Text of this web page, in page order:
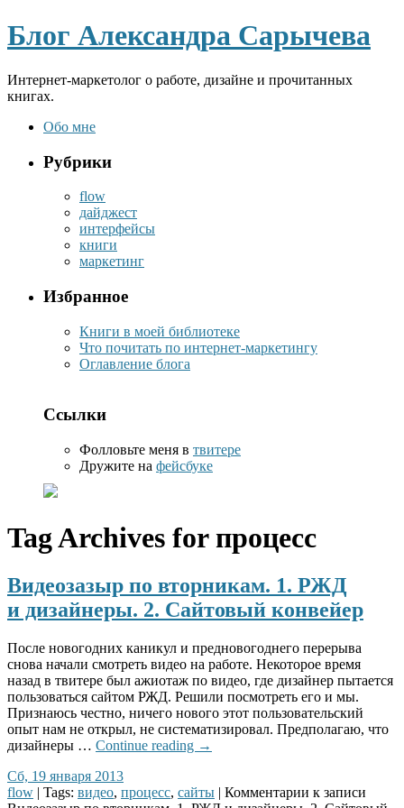
Блог Александра Сарычева
Интернет-маркетолог о работе, дизайне и прочитанных
книгах.
Обо мне
Рубрики
flow
дайджест
интерфейсы
книги
маркетинг
Избранное
Книги в моей библиотеке
Что почитать по интернет-маркетингу
Оглавление блога
Ссылки
Фолловьте меня в твитере
Дружите на фейсбуке
Tag Archives forпроцесс
Видеозазыр по вторникам. 1. РЖД
и дизайнеры. 2. Сайтовый конвейер
После новогодних каникул и предновогоднего перерыва
снова начали смотреть видео на работе. Некоторое время
назад в твитере был ажиотаж по видео, где дизайнер пытается
пользоваться сайтом РЖД. Решили посмотреть его и мы.
Признаюсь честно, ничего нового этот пользовательский
опыт нам не открыл, не систематизировал. Предполагаю, что
дизайнеры … Continue reading →
Сб, 19 января 2013
flow | Tags: видео, процесс, сайты | Комментарии к записи